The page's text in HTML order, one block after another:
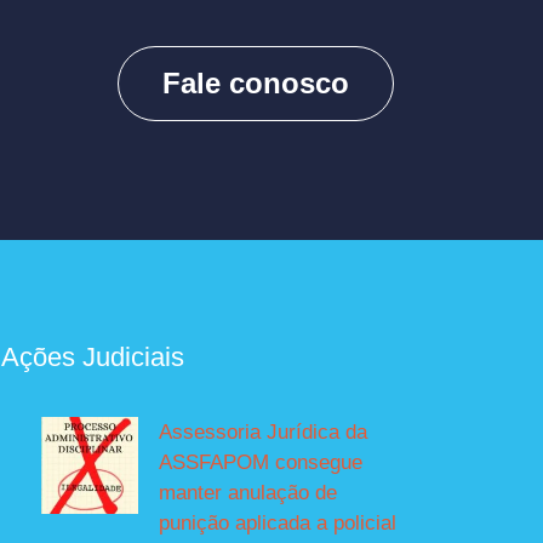
Fale conosco
Judiciais
Assessoria Jurídica da
ASSFAPOM consegue
manter anulação de
punição aplicada a policial